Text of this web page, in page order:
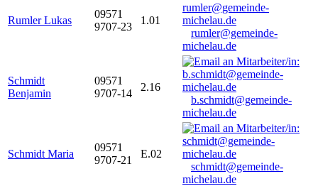
Rumler Lukas
09571
9707-23
1.01
rumler@gemeinde-
michelau.de
Schmidt
Benjamin
09571
9707-14
2.16
b.schmidt@gemeinde-
michelau.de
Schmidt Maria
09571
9707-21
E.02
schmidt@gemeinde-
michelau.de